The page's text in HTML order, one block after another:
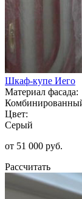
Шкаф-купе Иего
Материал фасада:
Цвет:
Серый
от 51 000 руб.
Рассчитать